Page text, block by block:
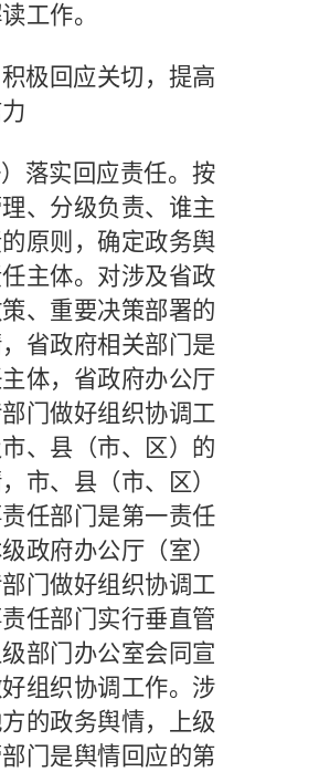
工作。
极回应关切，提高
）落实回应责任。 按
、分级负责、谁主
原则，确定政务舆
主体。对涉及省政
、重要决策部署的
省政府相关部门是
体，省政府办公厅
门做好组织协调工
、县（市、区）的
市、县（市、区）
任部门是第一责任
政府办公厅（室）
门做好组织协调工
任部门实行垂直管
部门办公室会同宣
组织协调工作。涉
的政务舆情，上级
门是舆情回应的第